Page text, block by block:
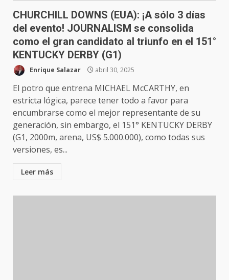
CHURCHILL DOWNS (EUA): ¡A sólo 3 días
del evento! JOURNALISM se consolida
como el gran candidato al triunfo en el 151°
KENTUCKY DERBY (G1)
Enrique Salazar abril 30, 2025
El potro que entrena MICHAEL McCARTHY, en
estricta lógica, parece tener todo a favor para
encumbrarse como el mejor representante de su
generación, sin embargo, el 151° KENTUCKY DERBY
(G1, 2000m, arena, US$ 5.000.000), como todas sus
versiones, es...
Leer más